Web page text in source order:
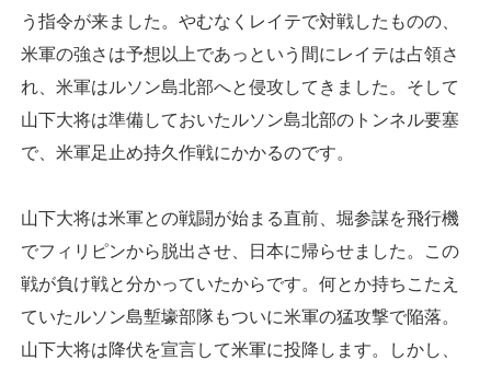
う指令が来ました。やむなくレイテで対戦したものの、
米軍の強さは予想以上であっという間にレイテは占領さ
れ、米軍はルソン島北部へと侵攻してきました。そして
山下大将は準備しておいたルソン島北部のトンネル要塞
で、米軍足止め持久作戦にかかるのです。
山下大将は米軍との戦闘が始まる直前、堀参謀を飛行機
でフィリピンから脱出させ、日本に帰らせました。この
戦が負け戦と分かっていたからです。何とか持ちこたえ
ていたルソン島塹壕部隊もついに米軍の猛攻撃で陥落。
山下大将は降伏を宣言して米軍に投降します。しかし、